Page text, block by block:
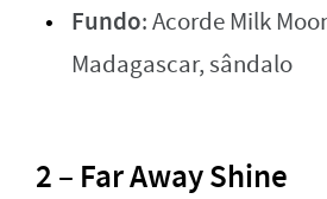
Fundo: Acorde Milk
Madagascar, sândalo
2 – Far Away Shine